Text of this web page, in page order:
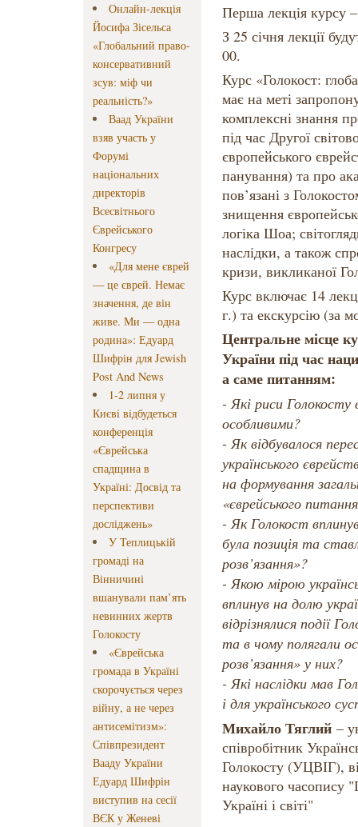
Онлайн-лекція
Йосифа Зісельса
«Глобальний право-
консервативний
зсув: міф чи
реальність?»
Ваад України
взяв участь у
Форумі
національних
директорів
Всесвітнього
Єврейського
Конгресу
«Для мене єврей
— це єврей. Немає
значення, де він
живе. Ми — одна
родина»: Едуард
Шифрін для Jewish
Post And News
1-2 липня у
Києві відбудеться
конференція
«Єврейська
спадщина в
Україні: Досвід та
перспективи
досліджень»
У Теплицькій
громаді на
Вінничині
вшанували пам’ять
невинних жертв
Голокосту
«Єврейська
громада в Україні
скорочується через
війну, а не через
антисемітизм»:
Співпрезидент
Вааду України
Едуард Шифрін
виступив на сесії
ВЄК у Женеві
Перша лекція курсу
З 25 січня лекції
00.
Курс «Голокост:
має на меті
комплексні знання
під час Другої
європейського
панування) та про
пов’язані з
знищення
логіка Шоа;
наслідки, а також
кризи, викликаної
Курс включає 14
г.) та екскурсію (за
Центральне місце
України під час
а саме питанням:
- Які риси Голокосту
особливими?
- Як відбувалося
українського
на формування
«єврейського
- Як Голокост
була позиція та
розв’язання»?
- Якою мірою
вплинув на долю
відрізнялися події
та в чому полягали
розв’язання» у них?
- Які наслідки мав
і для українського
Михайло Тяглий–
співробітник
Голокосту (УЦВІГ),
наукового часопису
Україні і світі"